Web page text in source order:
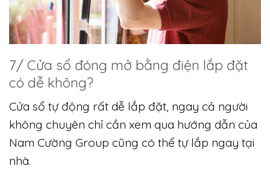
7/ Cửa sổ đóng mở bằng điện lắp đặt
có dễ không?
Cửa sổ tự động rất dễ lắp đặt, ngay cả người
không chuyên chỉ cần xem qua hướng dẫn của
Nam Cường Group cũng có thể tự lắp ngay tại
nhà.